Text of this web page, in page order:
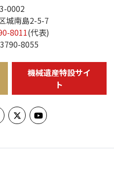
0002
城南島2-5-7
8011(代表)
8055
機械遺産特設サイ
ト